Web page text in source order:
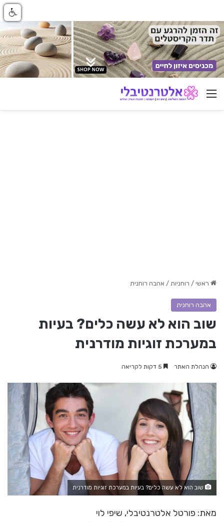
ניווט באתר
ראשי / רוחניות / אהבה רוחנית
אהבה רוחנית
שוב הוא לא עשה כלים? בעיות
במערכת זוגיות מודרנית
הנהלת האתר
שוב הוא לא עשה כלים? בעיות במערכת זוגיות מודרנית
מאת: פורטל אלטרנטיבלי, שיפי לוי